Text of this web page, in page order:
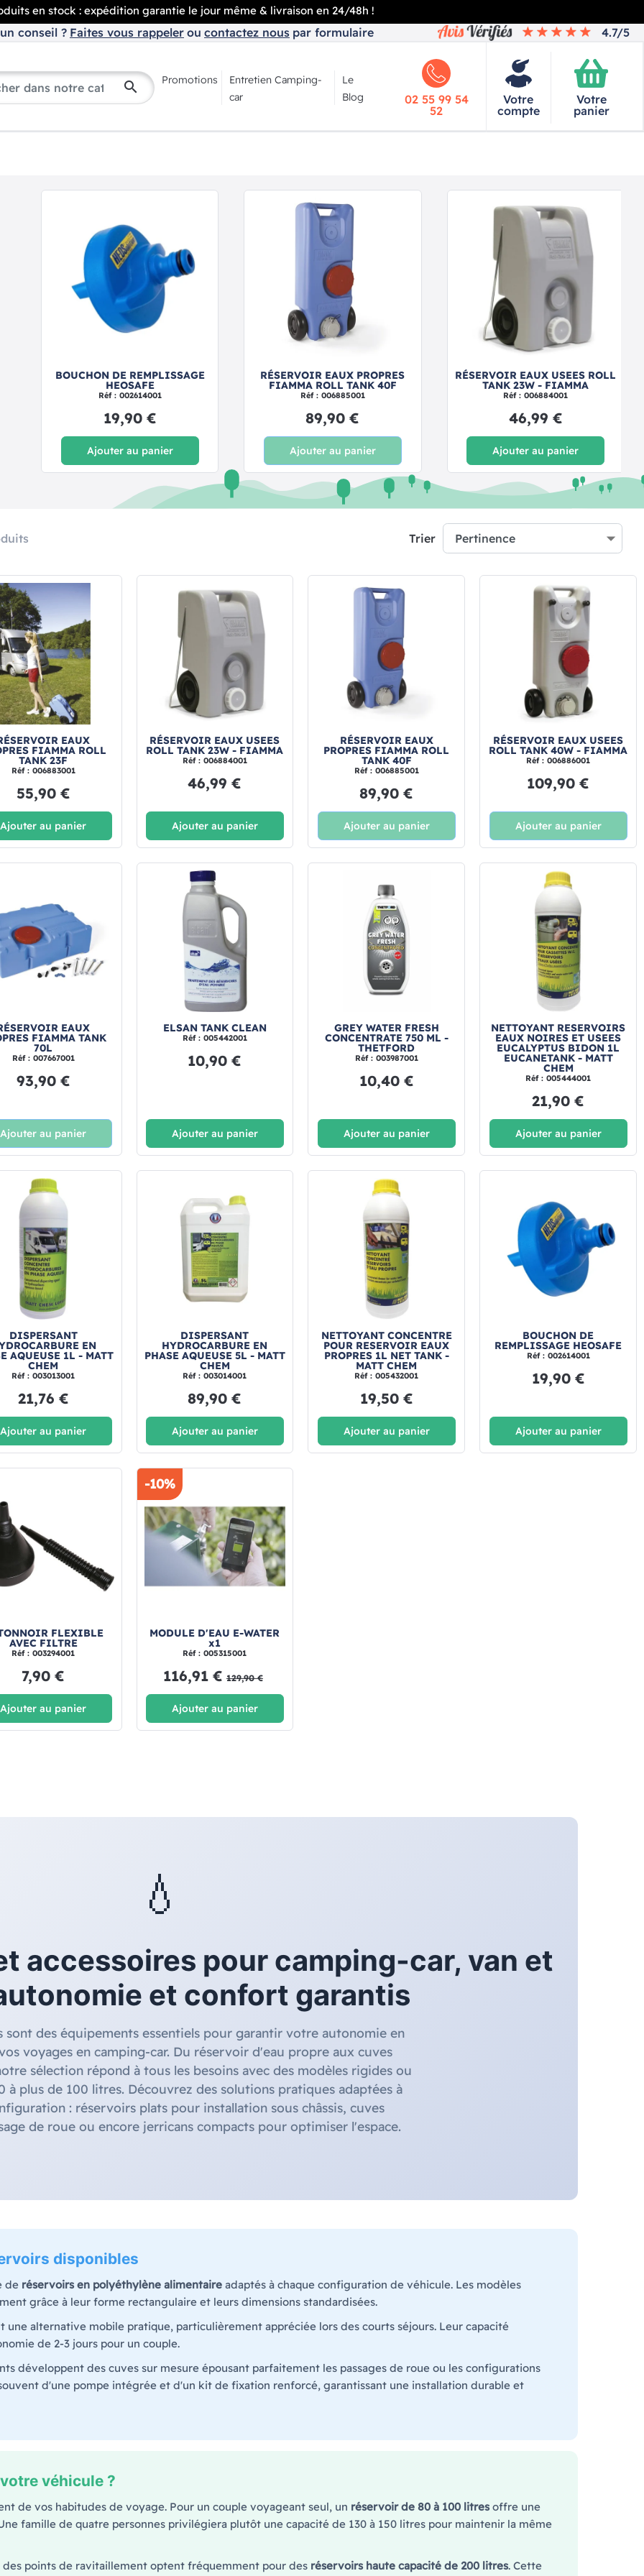
en stock : expédition garantie le jour même & livraison en 24/48h !
conseil ? Faites vous rappeler ou contactez nous par formulaire 4.7/5
search Promotions
Entretien Camping-
car
Le
Blog
02 55 99 54
52
Votre
compte
Votre
panier
BOUCHON DE REMPLISSAGE
HEOSAFE
Réf : 002614001
19,90 €
Ajouter au panier
RÉSERVOIR EAUX PROPRES
FIAMMA ROLL TANK 40F
Réf : 006885001
89,90 €
Ajouter au panier
RÉSERVOIR EAUX USEES ROLL
TANK 23W - FIAMMA
Réf : 006884001
46,99 €
Ajouter au panier
Trier
EAUX
FIAMMA ROLL
TANK 23F
Réf : 006883001
55,90 €
Ajouter au panier
RÉSERVOIR EAUX USEES
ROLL TANK 23W - FIAMMA
Réf : 006884001
46,99 €
Ajouter au panier
RÉSERVOIR EAUX
PROPRES FIAMMA ROLL
TANK 40F
Réf : 006885001
89,90 €
Ajouter au panier
RÉSERVOIR EAUX USEES
ROLL TANK 40W - FIAMMA
Réf : 006886001
109,90 €
Ajouter au panier
EAUX
FIAMMA TANK
70L
Réf : 007667001
93,90 €
Ajouter au panier
ELSAN TANK CLEAN
Réf : 005442001
10,90 €
Ajouter au panier
GREY WATER FRESH
CONCENTRATE 750 ML -
THETFORD
Réf : 003987001
10,40 €
Ajouter au panier
NETTOYANT RESERVOIRS
EAUX NOIRES ET USEES
EUCALYPTUS BIDON 1L
EUCANETANK - MATT
CHEM
Réf : 005444001
21,90 €
Ajouter au panier
DISPERSANT
EN
AQUEUSE 1L - MATT
CHEM
Réf : 003013001
21,76 €
Ajouter au panier
DISPERSANT
HYDROCARBURE EN
PHASE AQUEUSE 5L - MATT
CHEM
Réf : 003014001
89,90 €
Ajouter au panier
NETTOYANT CONCENTRE
POUR RESERVOIR EAUX
PROPRES 1L NET TANK -
MATT CHEM
Réf : 005432001
19,50 €
Ajouter au panier
BOUCHON DE
REMPLISSAGE HEOSAFE
Réf : 002614001
19,90 €
Ajouter au panier
FLEXIBLE
AVEC FILTRE
Réf : 003294001
7,90 €
Ajouter au panier
-10%
MODULE D'EAU E-WATER
x1
Réf : 005315001
116,91 € 129,90 €
Ajouter au panier
💧
accessoires pour camping-car, van et
et confort garantis
sont des équipements essentiels pour garantir votre autonomie en
voyages en camping-car. Du réservoir d'eau propre aux cuves
sélection répond à tous les besoins avec des modèles rigides ou
à plus de 100 litres. Découvrez des solutions pratiques adaptées à
: réservoirs plats pour installation sous châssis, cuves
de roue ou encore jerricans compacts pour optimiser l'espace.
disponibles
de réservoirs en polyéthylène alimentaire adaptés à chaque configuration de véhicule. Les modèles
grâce à leur forme rectangulaire et leurs dimensions standardisées.
une alternative mobile pratique, particulièrement appréciée lors des courts séjours. Leur capacité
de 2-3 jours pour un couple.
développent des cuves sur mesure épousant parfaitement les passages de roue ou les configurations
d'une pompe intégrée et d'un kit de fixation renforcé, garantissant une installation durable et
véhicule ?
de vos habitudes de voyage. Pour un couple voyageant seul, un réservoir de 80 à 100 litresoffre une
famille de quatre personnes privilégiera plutôt une capacité de 130 à 150 litres pour maintenir la même
points de ravitaillement optent fréquemment pour des réservoirs haute capacité de 200 litres. Cette